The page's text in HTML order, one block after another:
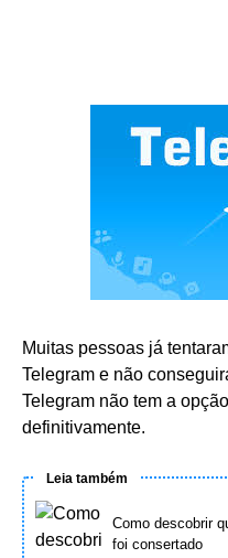
Muitas pessoas já
Telegram e não
Telegram não tem a
definitivamente.
Leia também
Como descobrir
foi consertado